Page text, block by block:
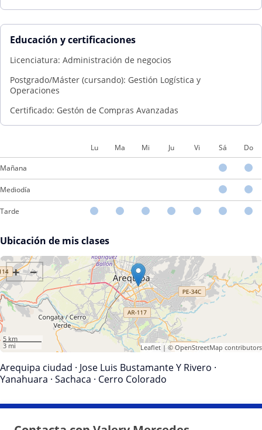
Educación y certificaciones
Licenciatura: Administración de negocios
Postgrado/Máster (cursando): Gestión Logística y
Operaciones
Certificado: Gestón de Compras Avanzadas
Lu Ma Mi Ju Vi Sá Do
Mañana
Mediodía
Tarde
Ubicación de mis clases
+ −
5 km
3 mi
Leaflet| ©OpenStreetMap contributors
Arequipa ciudad · Jose Luis Bustamante Y Rivero ·
Yanahuara · Sachaca · Cerro Colorado